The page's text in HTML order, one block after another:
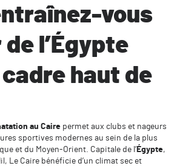
vous
l’Égypte
haut de
au Caire permet aux clubs et nageurs
sportives modernes au sein de la plus
et du Moyen-Orient. Capitale de l’Égypte,
Le Caire bénéficie d’un climat sec et